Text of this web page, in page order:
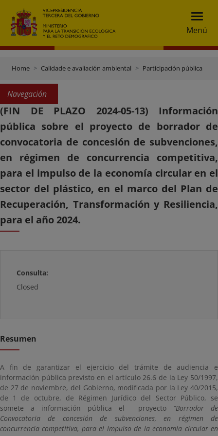
Menú
Home Calidade e avaliación ambiental Participación pública
Navegación
(FIN DE PLAZO 2024-05-13) Información
pública sobre el proyecto de borrador de
convocatoria de concesión de subvenciones,
en régimen de concurrencia competitiva,
para el impulso de la economía circular en el
sector del plástico, en el marco del Plan de
Recuperación, Transformación y Resiliencia,
para el año 2024.
Consulta:
Closed
Resumen
A fin de garantizar el ejercicio del trámite de audiencia e
información pública previsto en el artículo 26.6 de la Ley 50/1997,
de 27 de noviembre, del Gobierno, modificada por la Ley 40/2015,
de 1 de octubre, de Régimen Jurídico del Sector Público, se
somete a información pública el proyecto “Borrador de
Convocatoria de concesión de subvenciones, en régimen de
concurrencia competitiva, para el impulso de la economía circular en